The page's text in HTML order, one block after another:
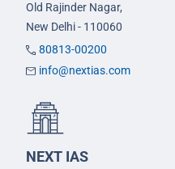
Old Rajinder Nagar,
New Delhi - 110060
80813-00200
info@nextias.com
NEXT IAS